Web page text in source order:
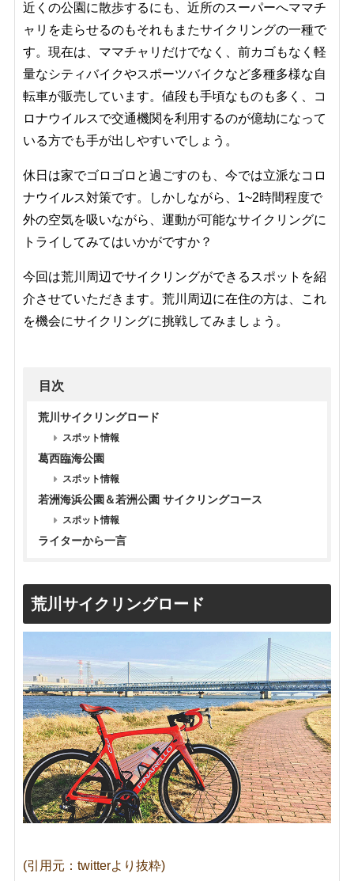
近くの公園に散歩するにも、近所のスーパーへママチ
ャリを走らせるのもそれもまたサイクリングの一種で
す。現在は、ママチャリだけでなく、前カゴもなく軽
量なシティバイクやスポーツバイクなど多種多様な自
転車が販売しています。値段も手頃なものも多く、コ
ロナウイルスで交通機関を利用するのが億劫になって
いる方でも手が出しやすいでしょう。
休日は家でゴロゴロと過ごすのも、今では立派なコロ
ナウイルス対策です。しかしながら、1~2時間程度で
外の空気を吸いながら、運動が可能なサイクリングに
トライしてみてはいかがですか？
今回は荒川周辺でサイクリングができるスポットを紹
介させていただきます。荒川周辺に在住の方は、これ
を機会にサイクリングに挑戦してみましょう。
目次
荒川サイクリングロード
スポット情報
葛西臨海公園
スポット情報
若洲海浜公園＆若洲公園 サイクリングコース
スポット情報
ライターから一言
荒川サイクリングロード
(引用元：twitterより抜粋)